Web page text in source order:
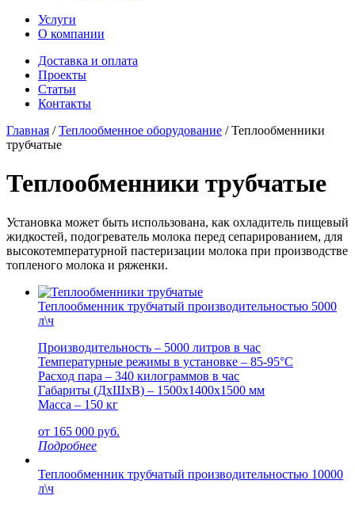
Услуги
О компании
Доставка и оплата
Проекты
Статьи
Контакты
Главная /Теплообменное оборудование /Теплообменники
трубчатые
Теплообменники трубчатые
Установка может быть использована, как охладитель пищевый
жидкостей, подогреватель молока перед сепарированием, для
высокотемпературной пастеризации молока при производстве
топленого молока и ряженки.
Теплообменник трубчатый производительностью 5000
л\ч
Производительность – 5000 литров в час
Температурные режимы в установке – 85-95°С
Расход пара – 340 килограммов в час
Габариты (ДxШxВ) – 1500x1400x1500 мм
Масса – 150 кг
от 165 000 руб.
Подробнее
Теплообменник трубчатый производительностью 10000
л\ч